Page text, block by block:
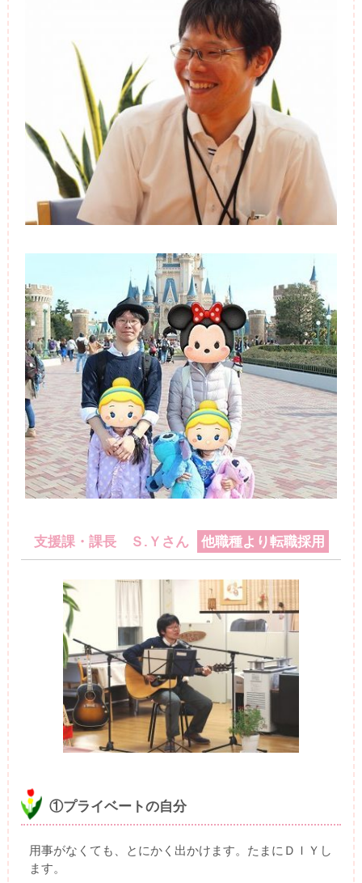
支援課・課長 Ｓ.Ｙさん 他職種より転職採用
①プライベートの自分
用事がなくても、とにかく出かけます。たまにＤＩＹし
ます。